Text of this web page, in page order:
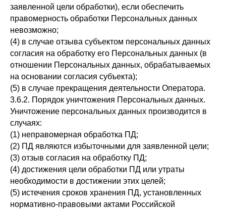
заявленной цели обработки), если обеспечить
правомерность обработки Персональных данных
невозможно;
(4) в случае отзыва субъектом персональных данных
согласия на обработку его Персональных данных (в
отношении Персональных данных, обрабатываемых
на основании согласия субъекта);
(5) в случае прекращения деятельности Оператора.
3.6.2. Порядок уничтожения Персональных данных.
Уничтожение персональных данных производится в
случаях:
(1) неправомерная обработка ПД;
(2) ПД являются избыточными для заявленной цели;
(3) отзыв согласия на обработку ПД;
(4) достижения цели обработки ПД или утраты
необходимости в достижении этих целей;
(5) истечения сроков хранения ПД, установленных
нормативно-правовыми актами Российской